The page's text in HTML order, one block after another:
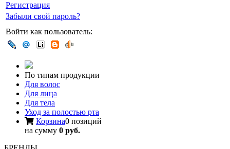
Регистрация
Забыли свой пароль?
Войти как пользователь:
По типам продукции
Для волос
Для лица
Для тела
Уход за полостью рта
Корзина0 позиций
на сумму 0 руб.